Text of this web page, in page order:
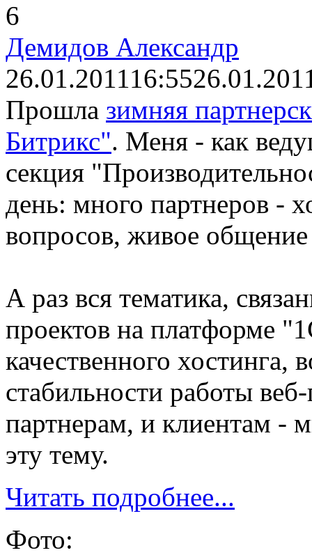
6
Демидов Александр
26.01.201116:55
Прошла зимняя
Битрикс". Меня - как
секция
день: много партнеров -
вопросов, живое общение
А раз вся тематика,
проектов на платформе
качественного хостинга,
стабильности работы
партнерам, и клиентам -
эту тему.
Читать подробнее...
Фото: